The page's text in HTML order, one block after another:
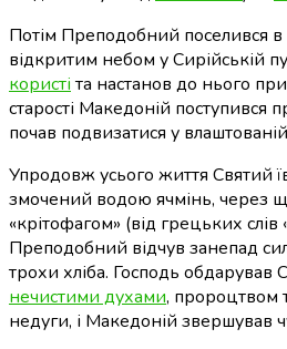
Потім Преподобний поселився в
відкритим небом у Сирійській
користі та настанов до нього
старості Македоній поступився
почав подвизатися у влаштованій
Упродовж усього життя Святий
змочений водою ячмінь, через
«крітофагом» (від грецьких слів
Преподобний відчув занепад
трохи хліба. Господь обдарував
нечистими духами, пророцтвом
недуги, і Македоній звершував